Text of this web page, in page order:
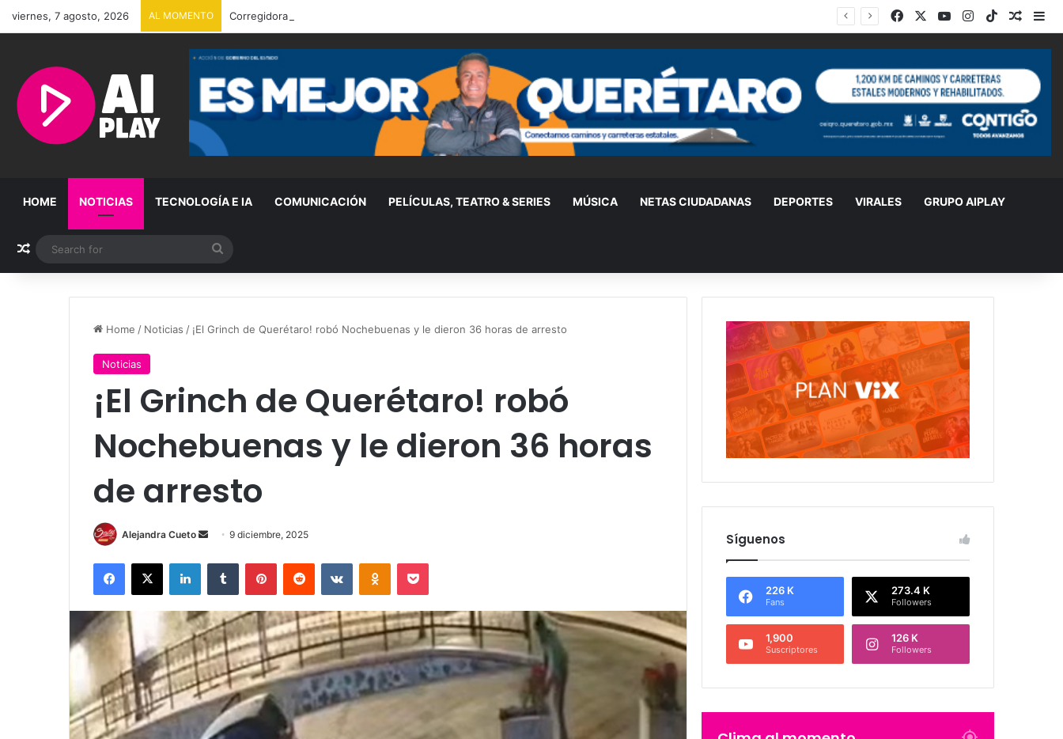
viernes, 7 agosto, 2026 AL MOMENTO Corregidora seguirá sin la Resistencia Albiazul; permitirán nuevo grupo de animación FacebookYouTubeInstagram
TikTok
HOME NOTICIAS TECNOLOGÍA E IA COMUNICACIÓN PELÍCULAS, TEATRO & SERIES MÚSICA NETAS CIUDADANAS DEPORTES VIRALES GRUPO AIPLAY
Random Article
for
Home / Noticias / ¡El Grinch de Querétaro! robó Nochebuenas y le dieron 36 horas de arresto
Noticias
¡El Grinch de Querétaro! robó
Nochebuenas y le dieron 36 horas
de arresto
Alejandra Cueto
Send
email
9 diciembre, 2025
Facebook
X LinkedInTumblr PinterestReddit VKontakteOdnoklassniki
Pocket
Síguenos
226 K 273.4 K